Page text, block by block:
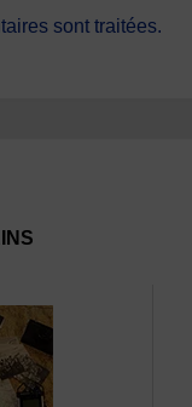
sont traitées.